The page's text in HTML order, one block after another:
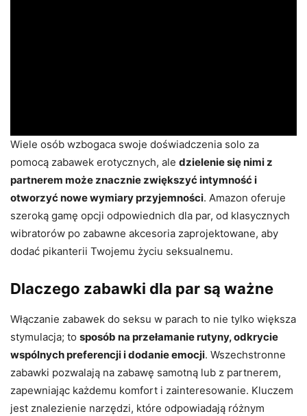
Wiele osób wzbogaca swoje doświadczenia solo za
pomocą zabawek erotycznych, ale dzielenie się nimi z
partnerem może znacznie zwiększyć intymność i
otworzyć nowe wymiary przyjemności. Amazon oferuje
szeroką gamę opcji odpowiednich dla par, od klasycznych
wibratorów po zabawne akcesoria zaprojektowane, aby
dodać pikanterii Twojemu życiu seksualnemu.
Dlaczego zabawki dla par są ważne
Włączanie zabawek do seksu w parach to nie tylko większa
stymulacja; to sposób na przełamanie rutyny, odkrycie
wspólnych preferencji i dodanie emocji. Wszechstronne
zabawki pozwalają na zabawę samotną lub z partnerem,
zapewniając każdemu komfort i zainteresowanie. Kluczem
jest znalezienie narzędzi, które odpowiadają różnym